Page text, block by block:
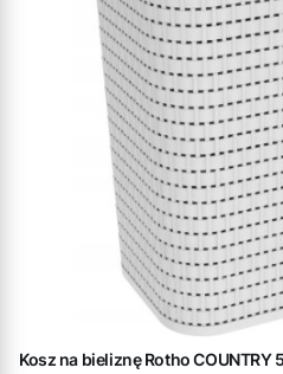
Kosz na bieliznę Rotho COUNTRY